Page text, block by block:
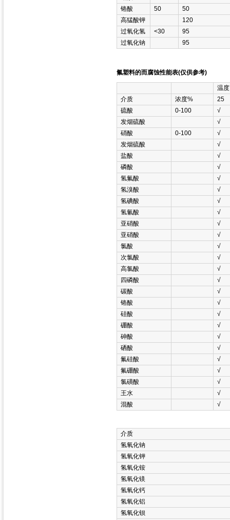
铬酸
50
50
高猛酸钾
120
过氧化氢
<30
95
过氧化钠
95
氟塑料的而腐蚀性能表(仅供参考)
温
介质
浓度%
25
硫酸
0-100
√
发烟硫酸
√
硝酸
0-100
√
发烟硫酸
√
盐酸
√
磷酸
√
氢氟酸
√
氢溴酸
√
氢碘酸
√
氢氰酸
√
亚硝酸
√
亚硝酸
√
氯酸
√
次氯酸
√
高氯酸
√
四磷酸
√
碳酸
√
铬酸
√
硅酸
√
硼酸
√
砷酸
√
硒酸
√
氟硅酸
√
氟硼酸
√
氯磺酸
√
王水
√
混酸
√
介质
氢氧化钠
氢氧化钾
氢氧化铵
氢氧化镁
氢氧化钙
氢氧化铝
氢氧化钡